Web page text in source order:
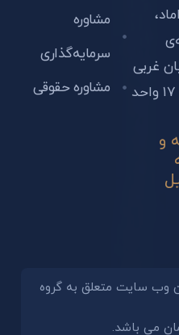
غربی
پلاک ۱۷ واحد
و
مشاوره
سرمایه‌گذاری
مشاوره حقوقی
وب سایت متعلق به گروه
می باشد.